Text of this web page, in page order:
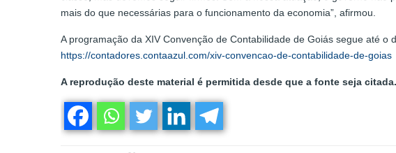
mais do que necessárias para o funcionamento da economia”, afirmou.
A programação da XIV Convenção de Contabilidade de Goiás segue até
https://contadores.contaazul.com/xiv-convencao-de-contabilidade-de-goias
A reprodução deste material é permitida desde que a fonte seja citada.